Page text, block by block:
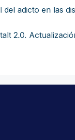
adicto en las
2.0.